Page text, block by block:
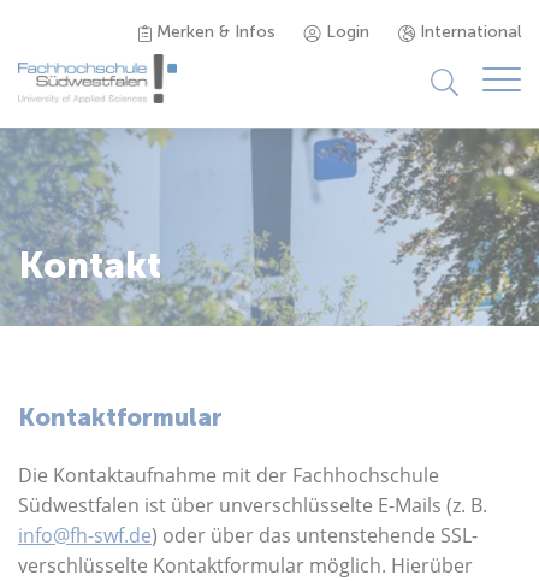
Merken & Infos Login International
Studieninteressierte
Studienangebot
Studierende
Karriere
Über uns
Kontakt
Kontaktformular
Die Kontaktaufnahme mit der Fachhochschule
Südwestfalen ist über unverschlüsselte E-Mails (z. B.
info@fh-swf.de) oder über das untenstehende SSL-
verschlüsselte Kontaktformular möglich. Hierüber